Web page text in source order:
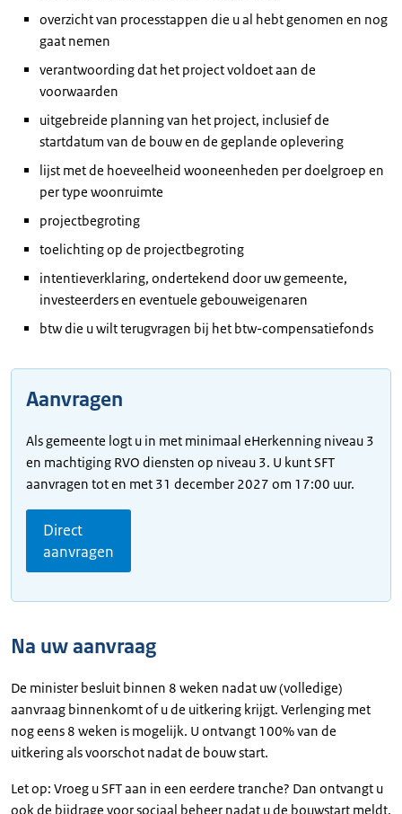
overzicht van processtappen die u al hebt genomen en nog
gaat nemen
verantwoording dat het project voldoet aan de
voorwaarden
uitgebreide planning van het project, inclusief de
startdatum van de bouw en de geplande oplevering
lijst met de hoeveelheid wooneenheden per doelgroep en
per type woonruimte
projectbegroting
toelichting op de projectbegroting
intentieverklaring, ondertekend door uw gemeente,
investeerders en eventuele gebouweigenaren
btw die u wilt terugvragen bij het btw-compensatiefonds
Aanvragen
Als gemeente logt u in met minimaal eHerkenning niveau 3
en machtiging RVO diensten op niveau 3. U kunt SFT
aanvragen tot en met 31 december 2027 om 17:00 uur.
Direct
aanvragen
Na uw aanvraag
De minister besluit binnen 8 weken nadat uw (volledige)
aanvraag binnenkomt of u de uitkering krijgt. Verlenging met
nog eens 8 weken is mogelijk. U ontvangt 100% van de
uitkering als voorschot nadat de bouw start.
Let op: Vroeg u SFT aan in een eerdere tranche? Dan ontvangt u
ook de bijdrage voor sociaal beheer nadat u de bouwstart meldt.